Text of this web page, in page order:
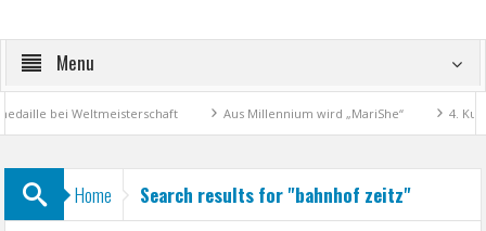
Menu
bei Weltmeisterschaft Aus Millennium wird „MariShe“ 4.
Home Search results for "bahnhof zeitz"